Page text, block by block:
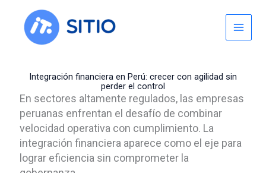
content
Integración financiera en Perú: crecer con agilidad sin
perder el control
En sectores altamente regulados, las empresas
peruanas enfrentan el desafío de combinar
velocidad operativa con cumplimiento. La
integración financiera aparece como el eje para
lograr eficiencia sin comprometer la